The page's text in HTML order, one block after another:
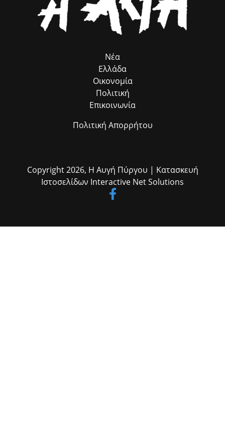
στον αρμόδιο Αντιδήμαρχο κ. Ηλία Ευσταθόπουλο για τον
συντονισμό, τη Διεύθυνση Πρόνοιας και την Προϊσταμένη της κα Σία
Ανδριοπούλου, καθώς και τον άμισθο σύμβουλό μου για θέματα
Ρομά κ. Νίκο Μπατζαλή, για την ακριβή μεταφορά των αναγκών από
η ομαδική δουλειά φέρνει απτά αποτελέσματα για όλους τους
Νέα
Ελλάδα
Οικονομία
Πολιτική
Επικοινωνία
Πολιτική Απορρήτου
Copyright 2026, Η Αυγή Πύργου | Κατασκευή
Ιστοσελίδων Interactive Net Solutions